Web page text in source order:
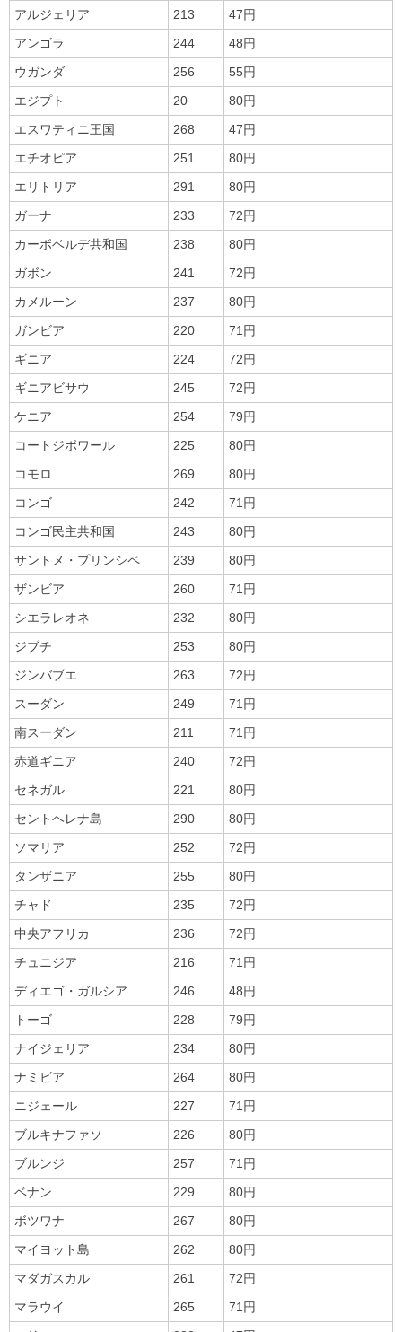
アルジェリア
213
47円
アンゴラ
244
48円
ウガンダ
256
55円
エジプト
20
80円
エスワティニ王国
268
47円
エチオピア
251
80円
エリトリア
291
80円
ガーナ
233
72円
カーボベルデ共和国
238
80円
ガボン
241
72円
カメルーン
237
80円
ガンビア
220
71円
ギニア
224
72円
ギニアビサウ
245
72円
ケニア
254
79円
コートジボワール
225
80円
コモロ
269
80円
コンゴ
242
71円
コンゴ民主共和国
243
80円
サントメ・プリンシペ
239
80円
ザンビア
260
71円
シエラレオネ
232
80円
ジブチ
253
80円
ジンバブエ
263
72円
スーダン
249
71円
南スーダン
211
71円
赤道ギニア
240
72円
セネガル
221
80円
セントヘレナ島
290
80円
ソマリア
252
72円
タンザニア
255
80円
チャド
235
72円
中央アフリカ
236
72円
チュニジア
216
71円
ディエゴ・ガルシア
246
48円
トーゴ
228
79円
ナイジェリア
234
80円
ナミビア
264
80円
ニジェール
227
71円
ブルキナファソ
226
80円
ブルンジ
257
71円
ベナン
229
80円
ボツワナ
267
80円
マイヨット島
262
80円
マダガスカル
261
72円
マラウイ
265
71円